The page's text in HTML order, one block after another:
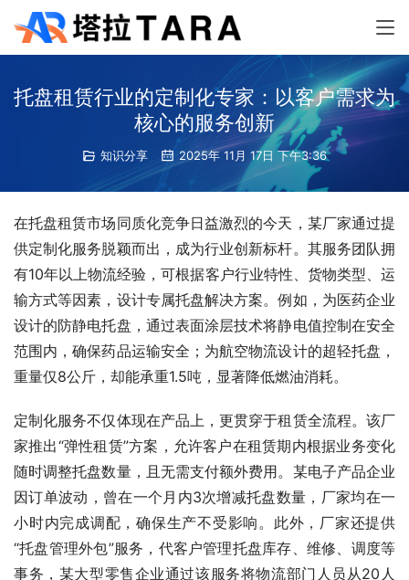
托盘租赁行业的定制化专家：以客户需求为
核心的服务创新
知识分享 2025年 11月 17日 下午3:36
在托盘租赁市场同质化竞争日益激烈的今天，某厂家通过提
供定制化服务脱颖而出，成为行业创新标杆。其服务团队拥
有10年以上物流经验，可根据客户行业特性、货物类型、运
输方式等因素，设计专属托盘解决方案。例如，为医药企业
设计的防静电托盘，通过表面涂层技术将静电值控制在安全
范围内，确保药品运输安全；为航空物流设计的超轻托盘，
重量仅8公斤，却能承重1.5吨，显著降低燃油消耗。
定制化服务不仅体现在产品上，更贯穿于租赁全流程。该厂
家推出“弹性租赁”方案，允许客户在租赁期内根据业务变化
随时调整托盘数量，且无需支付额外费用。某电子产品企业
因订单波动，曾在一个月内3次增减托盘数量，厂家均在一
小时内完成调配，确保生产不受影响。此外，厂家还提供
“托盘管理外包”服务，代客户管理托盘库存、维修、调度等
事务，某大型零售企业通过该服务将物流部门人员从20人